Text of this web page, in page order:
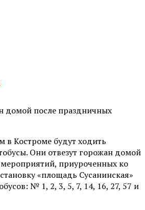
домой после праздничных
в Костроме будут ходить
Они отвезут горожан домой
приуроченных ко
«площадь Сусанинская»
№ 1, 2, 3, 5, 7, 14, 16, 27, 57 и